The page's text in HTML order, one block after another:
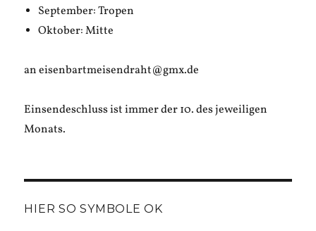
September: Tropen
Oktober: Mitte
an eisenbartmeisendraht@gmx.de
Einsendeschluss ist immer der 10. des jeweiligen
Monats.
HIER SO SYMBOLE OK